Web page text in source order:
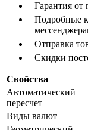
Гарантия от
Подробные
Отправка
Скидки
Свойства
Автоматический
пересчет
Виды валют